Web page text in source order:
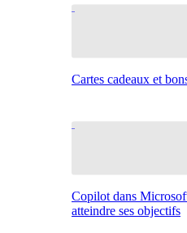
Cartes cadeaux et
Copilot dans
atteindre ses objectifs